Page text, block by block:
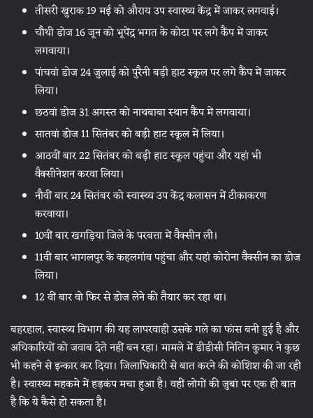
तीसरी खुराक 19 मई को औराय उप स्वास्थ्य केंद्र में जाकर लगवाई।
चौथी डोज 16 जून को भूपेंद्र भगत के कोटा पर लगे कैंप में जाकर
लगवाया।
पांचवां डोज 24 जुलाई को पुरैनी बड़ी हाट स्कूल पर लगे कैंप में जाकर
लिया।
छठवां डोज 31 अगस्त को नाथबाबा स्थान कैंप में लगवाया।
सातवां डोज 11 सितंबर को बड़ी हाट स्कूल में लिया।
आठवीं बार 22 सितंबर को बड़ी हाट स्कूल पहुंचा और यहां भी
वैक्सीनेशन करवा लिया।
नौवीं बार 24 सितंबर को स्वास्थ्य उप केंद्र कलासन में टीकाकरण
करवाया।
10वीं बार खगड़िया जिले के परबत्ता में वैक्सीन ली।
11वीं बार भागलपुर के कहलगांव पहुंचा और यहां कोरोना वैक्सीन का डोज
लिया।
12 वीं बार वो फिर से डोज लेने की तैयार कर रहा था।
बहरहाल, स्वास्थ्य विभाग की यह लापरवाही उसके गले का फांस बनी हुई है और
अधिकारियों को जवाब देते नहीं बन रहा। मामले में डीडीसी नितिन कुमार ने कुछ
भी कहने से इन्कार कर दिया। जिलाधिकारी से बात करने की कोशिश की जा रही
है। स्वास्थ्य महकमे में हड़कंप मचा हुआ है। वहीं लोगों की जुबां पर एक ही बात
है कि ये कैसे हो सकता है।